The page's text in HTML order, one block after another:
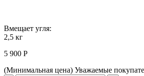
Вмещает угля:
2,5 кг
5 900 Р
(Минимальная цена) Уважаемые